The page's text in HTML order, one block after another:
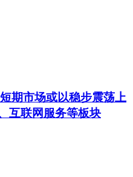
期市场或以稳步震荡上
互联网服务等板块